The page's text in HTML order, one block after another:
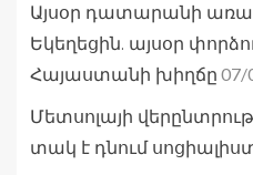
Այսօր դատարանի
Եկեղեցին. այսօր
Հայաստանի խիղճը 07/
Մետսոլայի
տակ է դնում